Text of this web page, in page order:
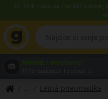
Až 35 € zľava na montáž k novej
Letná pneumatika